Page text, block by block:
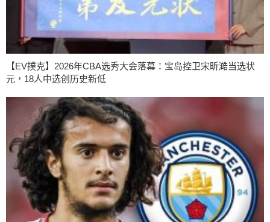
【EV撲克】2026年CBA选秀大会落幕：宝岛控卫宋昕澔当选状
元，18人中选创历史新低